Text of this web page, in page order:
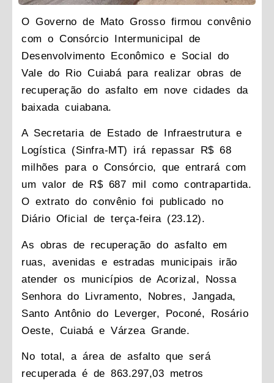
O Governo de Mato Grosso firmou convênio
com o Consórcio Intermunicipal de
Desenvolvimento Econômico e Social do
Vale do Rio Cuiabá para realizar obras de
recuperação do asfalto em nove cidades da
baixada cuiabana.
A Secretaria de Estado de Infraestrutura e
Logística (Sinfra-MT) irá repassar R$ 68
milhões para o Consórcio, que entrará com
um valor de R$ 687 mil como contrapartida.
O extrato do convênio foi publicado no
Diário Oficial de terça-feira (23.12).
As obras de recuperação do asfalto em
ruas, avenidas e estradas municipais irão
atender os municípios de Acorizal, Nossa
Senhora do Livramento, Nobres, Jangada,
Santo Antônio do Leverger, Poconé, Rosário
Oeste, Cuiabá e Várzea Grande.
No total, a área de asfalto que será
recuperada é de 863.297,03 metros